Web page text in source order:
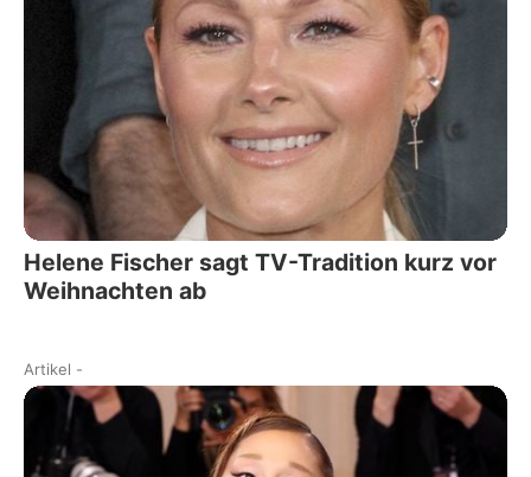
Helene Fischer sagt TV-Tradition kurz vor
Weihnachten ab
Artikel -